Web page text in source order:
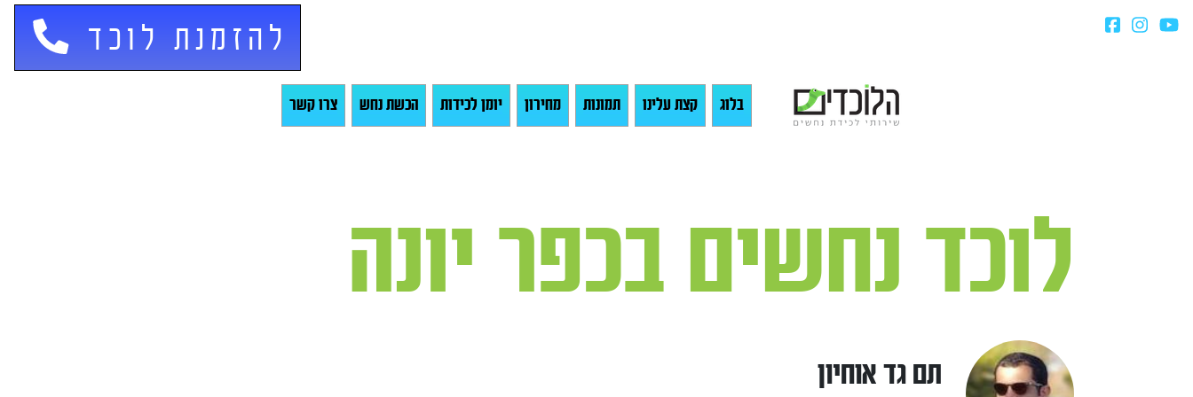
להזמנת לוכד
בלוג קצת עלינו תמונות מחירון יומן לכידות הכשת נחש צרו קשר
לוכד נחשים בכפר יונה
תם גד אוחיון